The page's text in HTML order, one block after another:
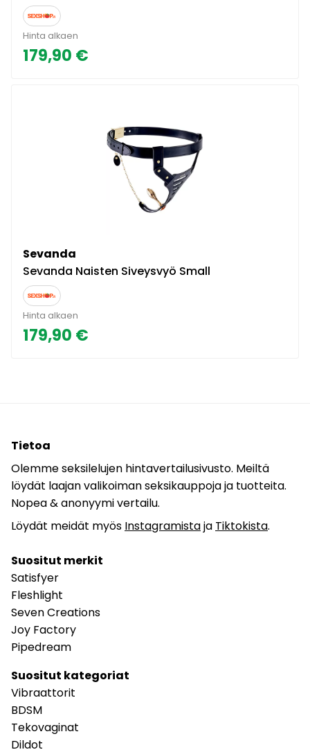
Hinta alkaen
179,90 €
Sevanda
Sevanda Naisten Siveysvyö Small
Hinta alkaen
179,90 €
Tietoa
Olemme seksilelujen hintavertailusivusto. Meiltä
löydät laajan valikoiman seksikauppoja ja tuotteita.
Nopea & anonyymi vertailu.
Löydät meidät myös Instagramistaja Tiktokista.
Suositut merkit
Satisfyer
Fleshlight
Seven Creations
Joy Factory
Pipedream
Suositut kategoriat
Vibraattorit
BDSM
Tekovaginat
Dildot